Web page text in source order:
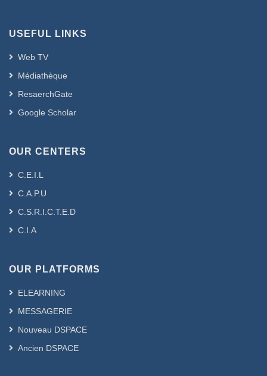
USEFUL LINKS
Web TV
Médiathèque
ResaerchGate
Google Scholar
OUR CENTERS
C.E.I.L
C.A.P.U
C.S.R.I.C.T.E.D
C.I.A
OUR PLATFORMS
ELEARNING
MESSAGERIE
Nouveau DSPACE
Ancien DSPACE